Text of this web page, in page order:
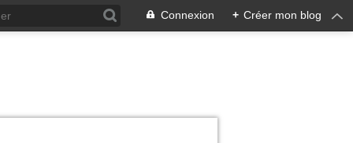
Connexion + Créer mon blog